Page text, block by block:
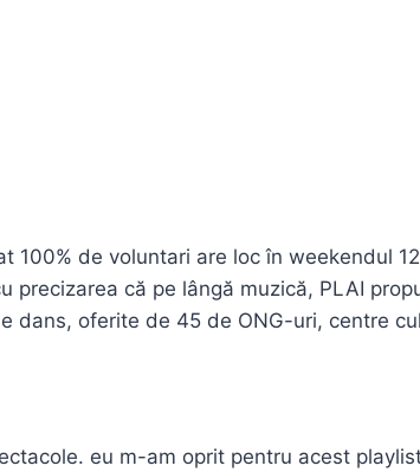
100% de voluntari are loc în weekendul
că pe lângă muzică, PLAI
oferite de 45 de ONG-uri, centre
eu m-am oprit pentru acest